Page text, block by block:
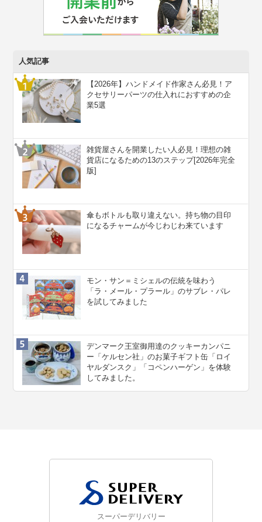
人気記事
【2026年】ハンドメイド作家さん必見！ア
クセサリーパーツの仕入れにおすすめの企
業5選
雑貨屋さんを開業したい人必見！理想の雑
貨店になるための13のステップ[2026年完全
版]
傘もボトルも取り違えない。持ち物の目印
になるチャームが今じわじわ来ています
モン・サン＝ミシェルの伝統を味わう
「ラ・メール・プラール」のサブレ・パレ
を試してみました
デンマーク王室御用達のクッキーカンパニ
ー「ケルセン社」のお菓子ギフト缶「ロイ
ヤルダンスク」「コペンハーゲン」を体験
してみました。
スーパーデリバリー